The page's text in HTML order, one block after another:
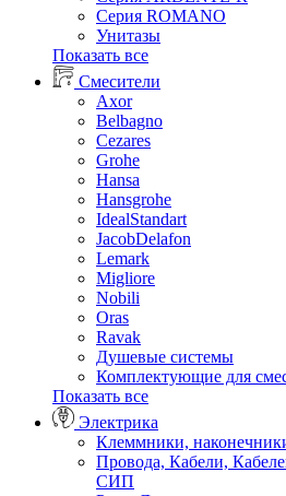
Серия ROMANO
Унитазы
Показать все
Смесители
Axor
Belbagno
Cezares
Grohe
Hansa
Hansgrohe
IdealStandart
JacobDelafon
Lemark
Migliore
Nobili
Oras
Ravak
Душевые системы
Комплектующие для
Показать все
Электрика
Клеммники,
Провода, Кабели,
СИП